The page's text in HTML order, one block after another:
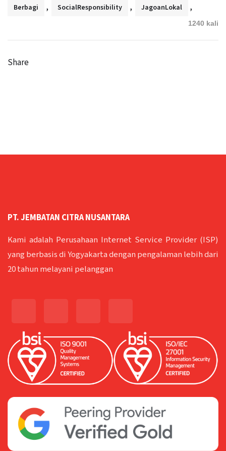
Berbagi , SocialResponsibility , JagoanLokal ,
1240 kali
Share
PT. JEMBATAN CITRA NUSANTARA
Kami adalah Perusahaan Internet Service Provider (ISP)
yang berbasis di Yogyakarta dengan pengalaman lebih dari
20 tahun melayani pelanggan